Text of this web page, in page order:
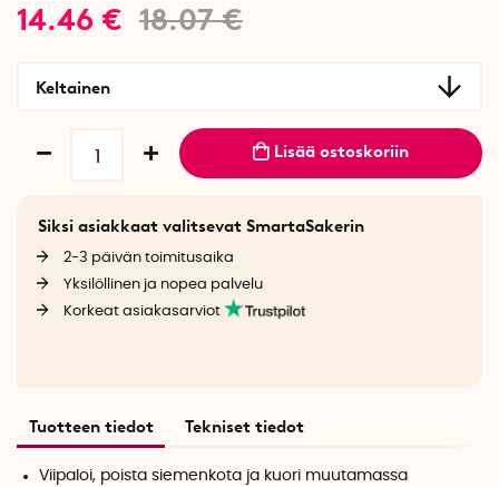
18.07€
14.46 €
Keltainen
Lisää ostoskoriin
Siksi asiakkaat valitsevat SmartaSakerin
2-3 päivän toimitusaika
Yksilöllinen ja nopea palvelu
Korkeat asiakasarviot
Tuotteen tiedot Tekniset tiedot
Viipaloi, poista siemenkota ja kuori muutamassa